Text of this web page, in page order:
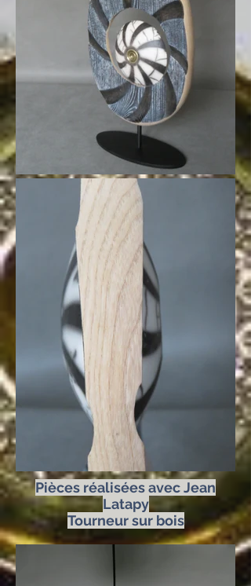
Pièces réalisées avec Jean
Latapy
Tourneur sur bois